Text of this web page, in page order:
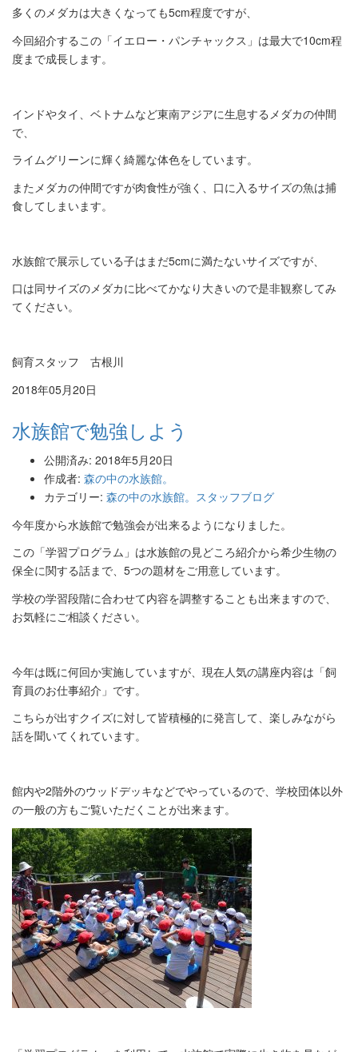
多くのメダカは大きくなっても5cm程度ですが、
今回紹介するこの「イエロー・パンチャックス」は最大で10cm程
度まで成長します。
インドやタイ、ベトナムなど東南アジアに生息するメダカの仲間
で、
ライムグリーンに輝く綺麗な体色をしています。
またメダカの仲間ですが肉食性が強く、口に入るサイズの魚は捕
食してしまいます。
水族館で展示している子はまだ5cmに満たないサイズですが、
口は同サイズのメダカに比べてかなり大きいので是非観察してみ
てください。
飼育スタッフ 古根川
2018年05月20日
水族館で勉強しよう
公開済み: 2018年5月20日
作成者: 森の中の水族館。
カテゴリー: 森の中の水族館。スタッフブログ
今年度から水族館で勉強会が出来るようになりました。
この「学習プログラム」 は水族館の見どころ紹介から希少生物の
保全に関する話まで、 5つの題材をご用意しています。
学校の学習段階に合わせて内容を調整することも出来ますので、
お気軽にご相談ください。
今年は既に何回か実施していますが、 現在人気の講座内容は「飼
育員のお仕事紹介」です。
こちらが出すクイズに対して皆積極的に発言して、 楽しみながら
話を聞いてくれています。
館内や2階外のウッドデッキなどでやっているので、 学校団体以外
の一般の方もご覧いただくことが出来ます。